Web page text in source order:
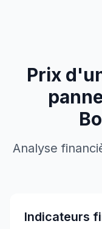
Prix
Analyse
Indicateurs